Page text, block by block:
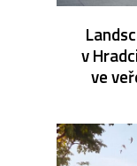
v
ve